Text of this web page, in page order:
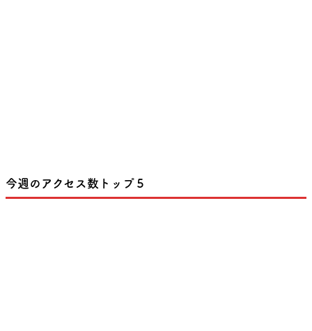
今週のアクセス数トップ５